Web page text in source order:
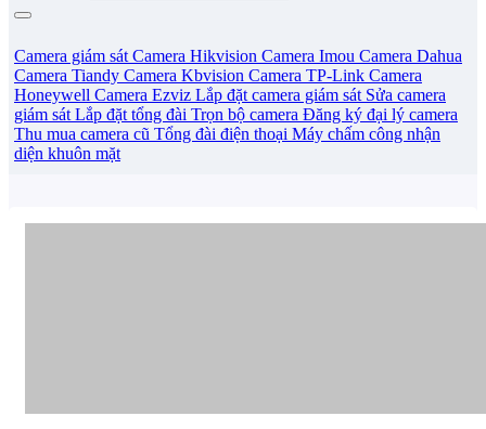
Camera giám sát Camera Hikvision Camera Imou Camera Dahua
Camera Tiandy Camera Kbvision Camera TP-Link Camera
Honeywell Camera Ezviz Lắp đặt camera giám sát Sửa camera
giám sát Lắp đặt tổng đài Trọn bộ camera Đăng ký đại lý camera
Thu mua camera cũ Tổng đài điện thoại Máy chấm công nhận
diện khuôn mặt